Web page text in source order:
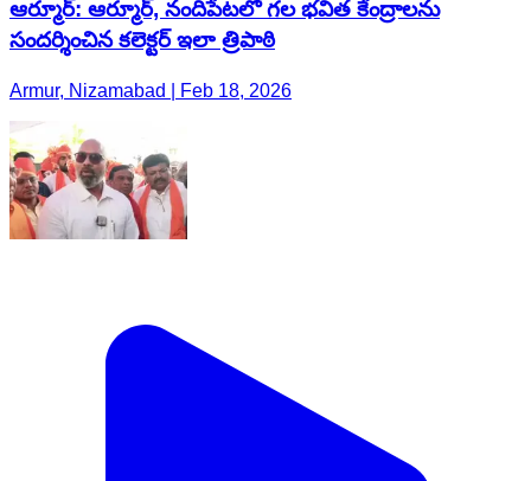
ఆర్మూర్: ఆర్మూర్, నందిపేటలో గల భవిత కేంద్రాలను
సందర్శించిన కలెక్టర్ ఇలా త్రిపాఠి
Armur, Nizamabad | Feb 18, 2026